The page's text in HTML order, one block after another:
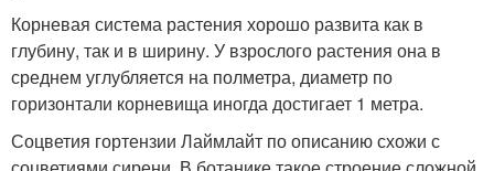
Корневая система растения хорошо развита как в
глубину, так и в ширину. У взрослого растения она в
среднем углубляется на полметра, диаметр по
горизонтали корневища иногда достигает 1 метра.
Соцветия гортензии Лаймлайт по описанию схожи с